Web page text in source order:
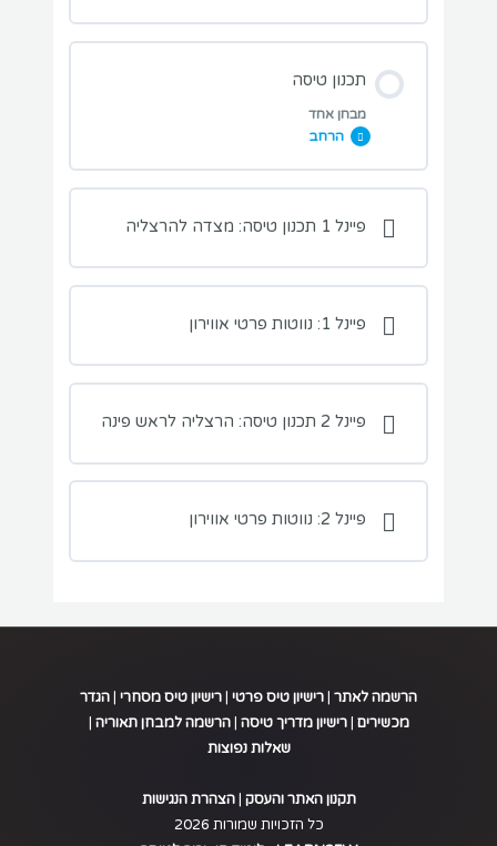
מבחן NDB
מבחן HSI וRMI
מבחני תרגול בנושא השיעור:
מבחן חוק 1 ל60
תכנון טיסה
מבחן אחד
הרחב
מבחן הרצליה למצדה
פיינל 1 תכנון טיסה: מצדה להרצליה
פיינל 1: נווטות פרטי אווירון
פיינל 2 תכנון טיסה: הרצליה לראש פינה
פיינל 2: נווטות פרטי אווירון
הרשמה לאתר | רישיון טיס פרטי | רישיון טיס מסחרי | הגדר
מכשירים |רישיון מדריך טיסה |הרשמה למבחן תאוריה |
שאלות נפוצות
תקנון האתר והעסק |הצהרת הנגישות
כל הזכויות שמורות 2026